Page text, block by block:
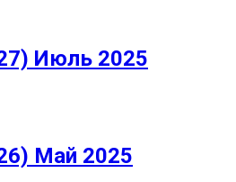
Июль 2025
Май 2025